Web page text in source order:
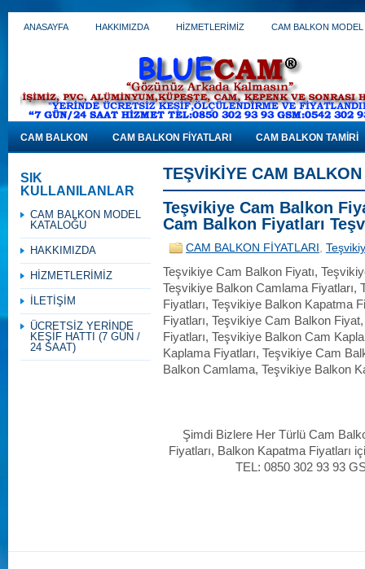
ANASAYFA HAKKIMIZDA HİZMETLERİMİZ CAM BALKON
CAM BALKON CAM BALKON FİYATLARI CAM BALKON TAMİRİ
TEŞVIKIYE CAM BALKON
Teşvikiye Cam Balkon
Cam Balkon Fiyatları
CAM BALKON FİYATLARI ,
Teşvikiye Cam Balkon Fiyatı,
Teşvikiye Balkon Camlama Fiyatları,
Fiyatları, Teşvikiye Balkon Kapatma
Fiyatları, Teşvikiye Cam Balkon
Fiyatları, Teşvikiye Balkon Cam
Kaplama Fiyatları, Teşvikiye Cam
Balkon Camlama, Teşvikiye Balkon
Şimdi Bizlere Her Türlü Cam
Fiyatları, Balkon Kapatma Fiyatları
TEL: 0850 302 93 93
SIK
KULLANILANLAR
CAM BALKON MODEL
KATALOĞU
HAKKIMIZDA
HİZMETLERİMİZ
İLETİŞİM
ÜCRETSİZ YERİNDE
KEŞİF HATTI (7 GÜN /
24 SAAT)